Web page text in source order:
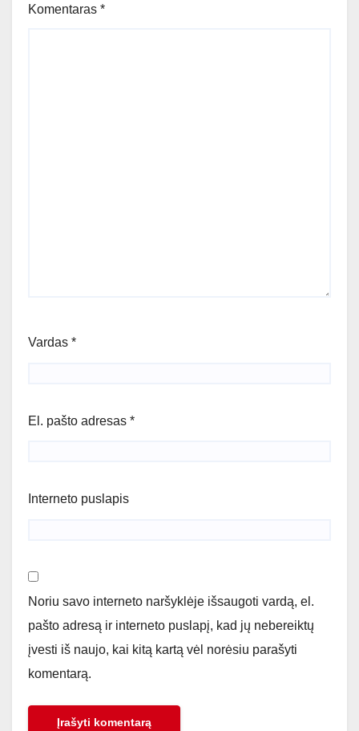
Komentaras *
Vardas *
El. pašto adresas *
Interneto puslapis
Noriu savo interneto naršyklėje išsaugoti vardą, el.
pašto adresą ir interneto puslapį, kad jų nebereiktų
įvesti iš naujo, kai kitą kartą vėl norėsiu parašyti
komentarą.